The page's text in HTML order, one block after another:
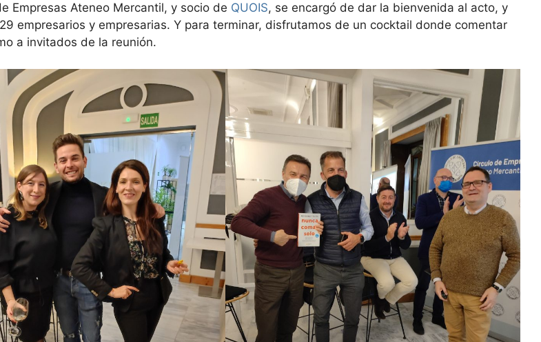
Empresas Ateneo Mercantil, y socio de QUOIS, se encargó de dar la bienvenida al acto, y
empresarios y empresarias. Y para terminar, disfrutamos de un cocktail donde comentar
a invitados de la reunión.